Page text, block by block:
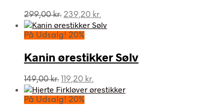
299,00kr. Den
oprindelige
pris
299,00 kr..
239,20 kr.
aktuelle
239,20 kr..
På Udsalg! 20%
Kanin ørestikker Sølv
149,00kr. Den
oprindelige
pris
119,20 kr.
aktuelle
På Udsalg! 20%